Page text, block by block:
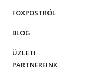
FOXPOSTRÓL
BLOG
ÜZLETI
PARTNEREINK